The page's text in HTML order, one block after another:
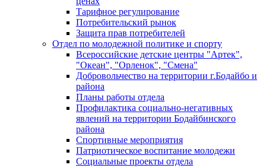
Тарифное регулирование
Потребительский рынок
Защита прав потребителей
Отдел по молодежной политике и спорту
Всероссийские детские центры "Артек",
"Океан", "Орленок", "Смена"
Добровольчество на территории г.Бодайбо и
района
Планы работы отдела
Профилактика социально-негативных
явлений на территории Бодайбинского
района
Спортивные мероприятия
Патриотическое воспитание молодежи
Социальные проекты отдела